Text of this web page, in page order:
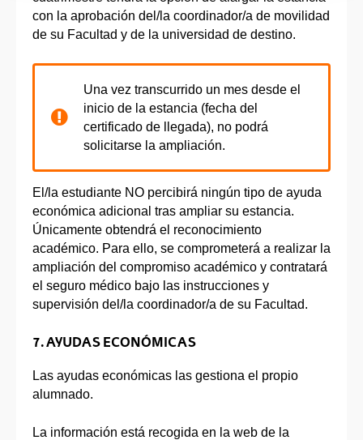
con la aprobación del/la coordinador/a de movilidad
de su Facultad y de la universidad de destino.
Una vez transcurrido un mes desde el
inicio de la estancia (fecha del
certificado de llegada), no podrá
solicitarse la ampliación.
El/la estudiante NO percibirá ningún tipo de ayuda
económica adicional tras ampliar su estancia.
Únicamente obtendrá el reconocimiento
académico. Para ello, se comprometerá a realizar la
ampliación del compromiso académico y contratará
el seguro médico bajo las instrucciones y
supervisión del/la coordinador/a de su Facultad.
7. AYUDAS ECONÓMICAS
Las ayudas económicas las gestiona el propio
alumnado.
La información está recogida en la web de la